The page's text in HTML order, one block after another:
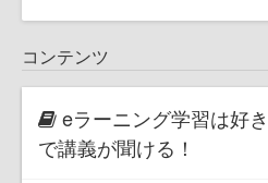
コンテンツ
eラーニング学習は好
で講義が聞ける！